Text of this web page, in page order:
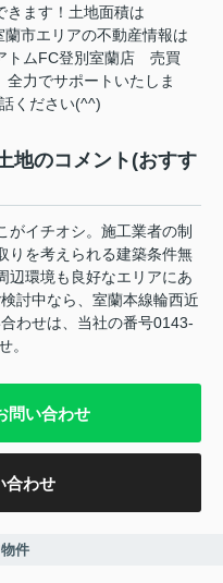
きます！土地面積は
市エリアの不動産情報は
トムFC登別室蘭店 売買
力でサポートいたしま
ください(^^)
地のコメント(おすす
イチオシ。施工業者の制
りを考えられる建築条件無
辺環境も良好なエリアにあ
討中なら、室蘭本線輪西近
わせは、当社の番号0143-
。
問い合わせ
合わせ
件